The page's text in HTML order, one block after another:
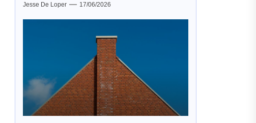
Jesse De Loper 17/06/2026